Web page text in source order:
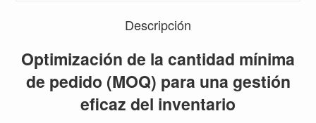
Descripción
Optimización de la cantidad mínima
de pedido (MOQ) para una gestión
eficaz del inventario